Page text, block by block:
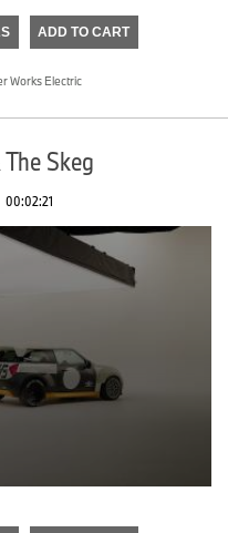
ADD TO CART
Works Electric
Skeg
00:02:21